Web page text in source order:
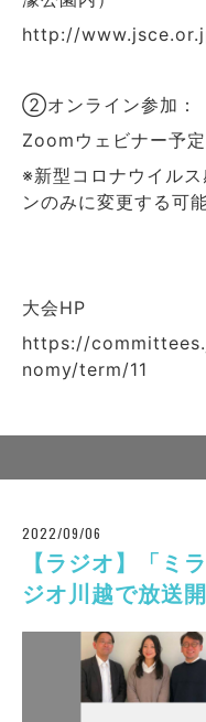
http://
②オンライン参加：
Zoomウェビナー予定
※新型コロナウイル
ンのみに変更する可
大会HP
https://
nomy/term/11
2022/09/06
【ラジオ】「ミ
ジオ川越で放送